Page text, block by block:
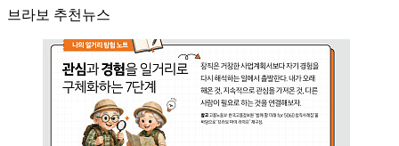
브라보 추천뉴스